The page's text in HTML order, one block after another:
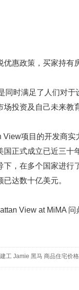
政策，买家持有房
时满足了人们对于
投资及自己未来教
项目的开发商实
正式成立已近三十
，在多个国家进行
达数十亿美元。
工 Jamie 黑马 商品住宅价格